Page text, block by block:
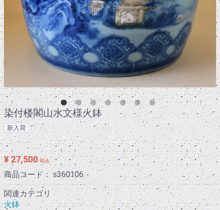
染付楼閣山水文様火鉢
新入荷
¥ 27,500 税込
商品コード：s360106
関連カテゴリ
火鉢